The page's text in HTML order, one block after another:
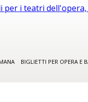
BIGLIETTI PER OPERA E